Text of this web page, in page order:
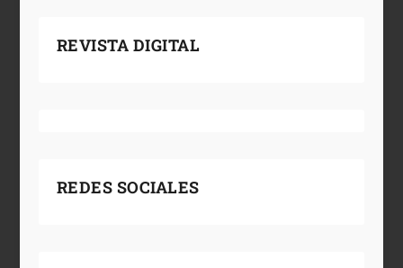
REVISTA DIGITAL
REDES SOCIALES